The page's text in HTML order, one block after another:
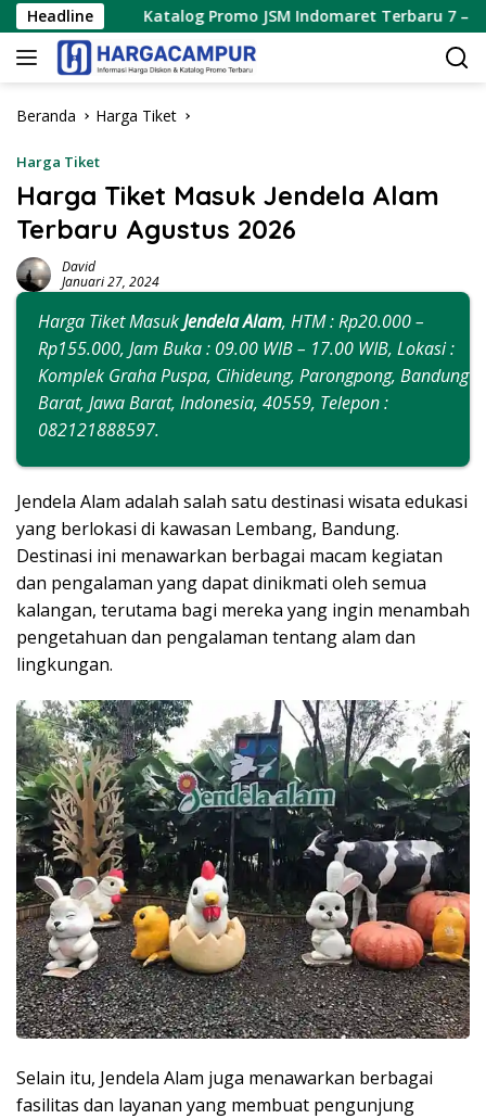
Langsung
ke
konten
Headline
Katalog Promo JSM Indomaret Terbaru 7 – 9 Agustus 2026
Beranda Harga Tiket
Harga Tiket
Harga Tiket Masuk Jendela Alam
Terbaru Agustus 2026
David
Januari 27, 2024
Harga Tiket MasukJendela Alam, HTM : Rp20.000 –
Rp155.000, Jam Buka : 09.00 WIB – 17.00 WIB, Lokasi :
Komplek Graha Puspa, Cihideung, Parongpong, Bandung
Barat, Jawa Barat, Indonesia, 40559, Telepon :
082121888597.
Jendela Alam adalah salah satu destinasi wisata edukasi
yang berlokasi di kawasan Lembang, Bandung.
Destinasi ini menawarkan berbagai macam kegiatan
dan pengalaman yang dapat dinikmati oleh semua
kalangan, terutama bagi mereka yang ingin menambah
pengetahuan dan pengalaman tentang alam dan
lingkungan.
Selain itu, Jendela Alam juga menawarkan berbagai
fasilitas dan layanan yang membuat pengunjung